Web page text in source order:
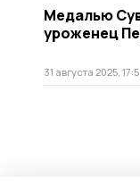
Медалью
уроженец
31 августа 2025,